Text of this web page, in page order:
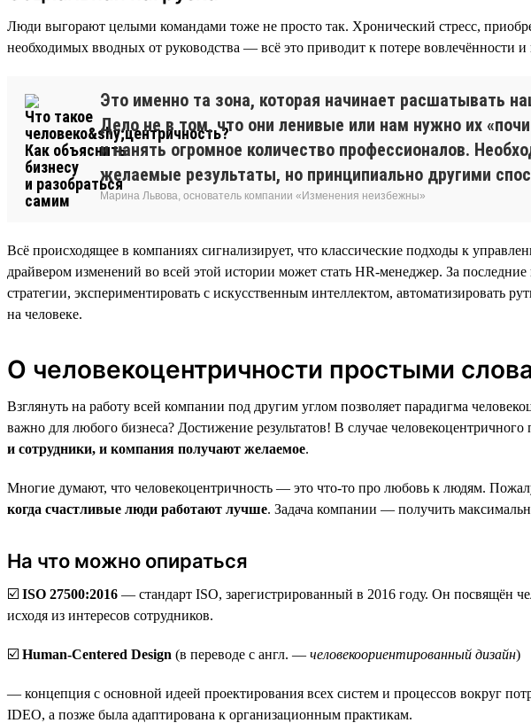
Люди выгорают целыми командами тоже не просто так. Хронический стресс,
необходимых вводных от руководства — всё это приводит к потере вовлечённости
Это именно та зона, которая начинает расшатывать
Дело не в том, что они ленивые или нам нужно их
и нанять огромное количество профессионалов.
желаемые результаты, но принципиально другими
Марина Львова, основатель компании «Изменения неизбежны»
Всё происходящее в компаниях сигнализирует, что классические подходы к
драйвером изменений во всей этой истории может стать HR-менеджер. За
стратегии, экспериментировать с искусственным интеллектом, автоматизировать
на человеке.
О человекоцентричности простыми
Взглянуть на работу всей компании под другим углом позволяет парадигма
важно для любого бизнеса? Достижение результатов! В случае
и сотрудники, и компания получают желаемое.
Многие думают, что человекоцентричность — это что-то про любовь к людям.
когда счастливые люди работают лучше. Задача компании — получить
На что можно опираться
☑️ ISO 27500:2016 — стандарт ISO, зарегистрированный в 2016 году. Он посвящён
исходя из интересов сотрудников.
☑️ Human-Centered Design (в переводе с англ. — человекоориентированный дизайн)
— концепция с основной идеей проектирования всех систем и процессов вокруг
IDEO, а позже была адаптирована к организационным практикам.